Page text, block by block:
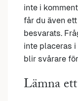
inte i
får du även
besvarats.
inte placeras
blir svårare
Lämna